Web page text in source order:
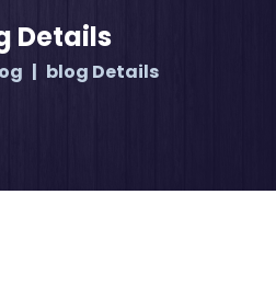
Details
blog Details